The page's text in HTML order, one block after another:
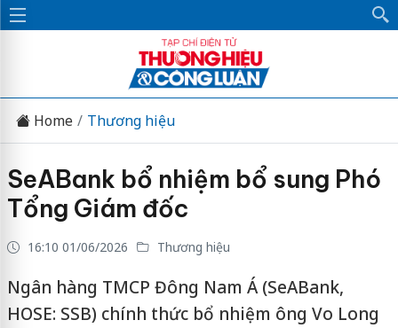
Home Thương hiệu
SeABank bổ nhiệm bổ sung Phó
Tổng Giám đốc
16:10 01/06/2026 Thương hiệu
Ngân hàng TMCP Đông Nam Á (SeABank,
HOSE: SSB) chính thức bổ nhiệm ông Vo Long